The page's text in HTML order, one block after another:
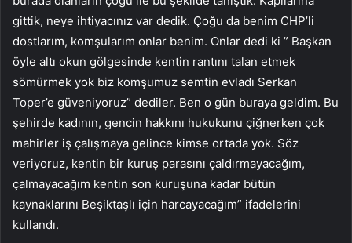
gittik, neye ihtiyacınız var dedik. Çoğu da benim CHP’li
dostlarım, komşularım onlar benim. Onlar dedi ki ” Başkan
öyle altı okun gölgesinde kentin rantını talan etmek
sömürmek yok biz komşumuz semtin evladı Serkan
Toper’e güveniyoruz” dediler. Ben o gün buraya geldim. Bu
şehirde kadının, gencin hakkını hukukunu çiğnerken çok
mahirler iş çalışmaya gelince kimse ortada yok. Söz
veriyoruz, kentin bir kuruş parasını çaldırmayacağım,
çalmayacağım kentin son kuruşuna kadar bütün
kaynaklarını Beşiktaşlı için harcayacağım” ifadelerini
kullandı.